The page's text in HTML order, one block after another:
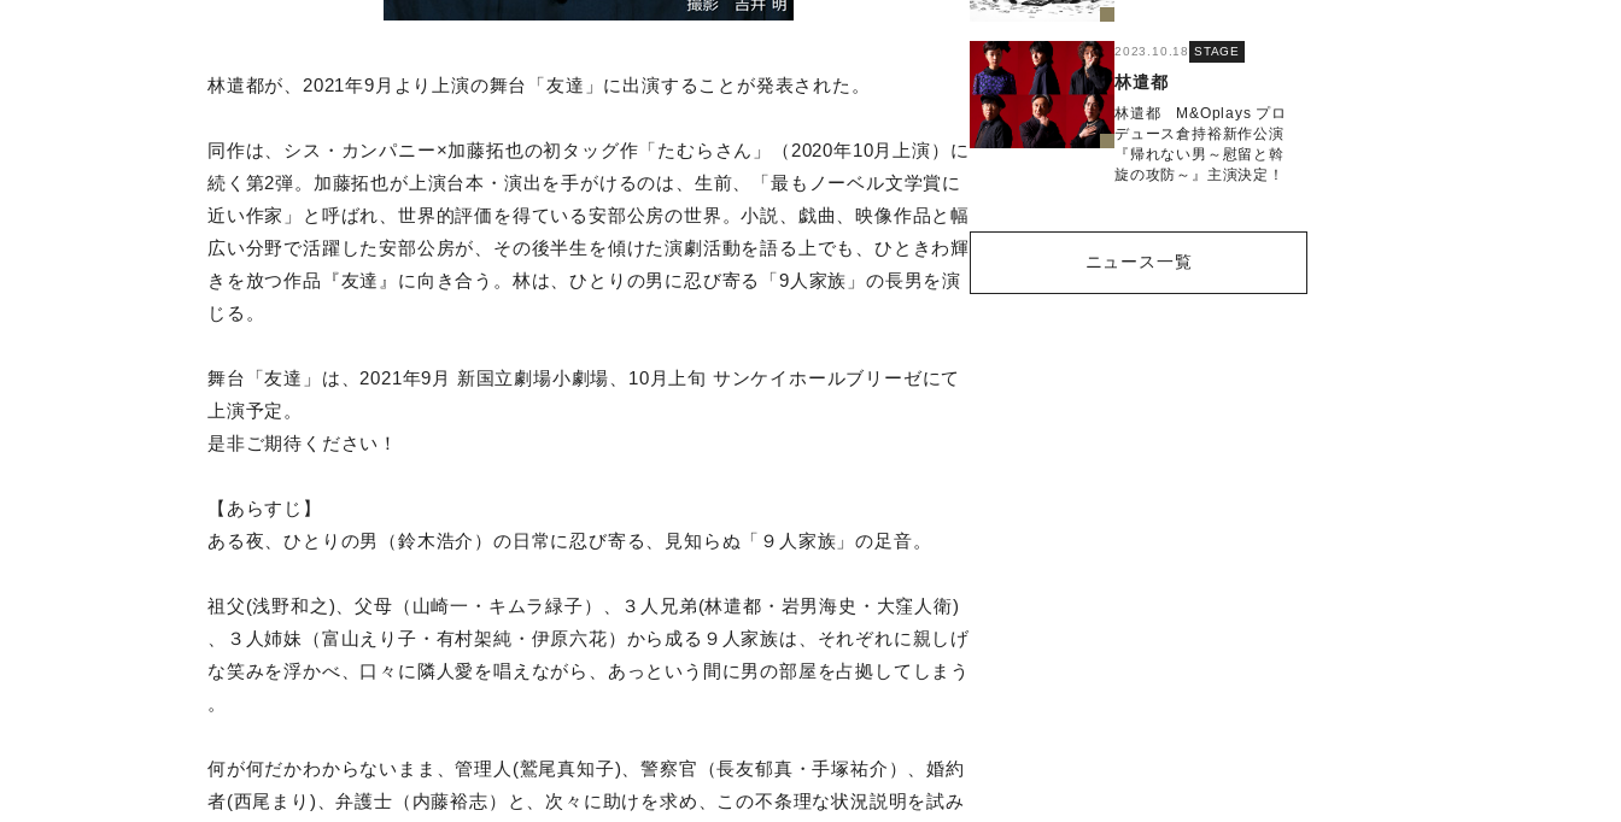
林遣都が、2021年9月より上演の舞台「友達」に出演することが発表された。
同作は、シス・カンパニー×加藤拓也の初タッグ作「たむらさん」（2020年10月上演）に
続く第2弾。加藤拓也が上演台本・演出を手がけるのは、生前、「最もノーベル文学賞に
近い作家」と呼ばれ、世界的評価を得ている安部公房の世界。小説、戯曲、映像作品と幅
広い分野で活躍した安部公房が、その後半生を傾けた演劇活動を語る上でも、ひときわ輝
きを放つ作品『友達』に向き合う。林は、ひとりの男に忍び寄る「9人家族」の長男を演
じる。
舞台「友達」は、2021年9月 新国立劇場小劇場、10月上旬 サンケイホールブリーゼにて
上演予定。
是非ご期待ください！
【あらすじ】
ある夜、ひとりの男（鈴木浩介）の日常に忍び寄る、見知らぬ「９人家族」の足音。
祖父(浅野和之)、父母（山崎一・キムラ緑子）、３人兄弟(林遣都・岩男海史・大窪人衛)
、３人姉妹（富山えり子・有村架純・伊原六花）から成る９人家族は、それぞれに親しげ
な笑みを浮かべ、口々に隣人愛を唱えながら、あっという間に男の部屋を占拠してしまう
。
何が何だかわからないまま、管理人(鷲尾真知子)、警察官（長友郁真・手塚祐介）、婚約
者(西尾まり)、弁護士（内藤裕志）と、次々に助けを求め、この不条理な状況説明を試み
2023.10.18 STAGE
林遣都
林遣都 M&Oplays プロ
デュース倉持裕新作公演
『帰れない男～慰留と斡
旋の攻防～』主演決定！
ニュース一覧